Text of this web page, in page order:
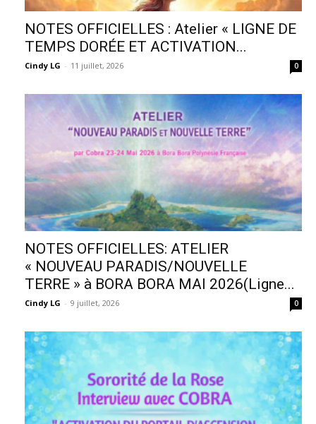
NOTES OFFICIELLES : Atelier « LIGNE DE
TEMPS DORÉE ET ACTIVATION...
Cindy LG - 11 juillet, 2026 0
NOTES OFFICIELLES: ATELIER
« NOUVEAU PARADIS/NOUVELLE
TERRE » à BORA BORA MAI 2026(Ligne...
Cindy LG - 9 juillet, 2026 0